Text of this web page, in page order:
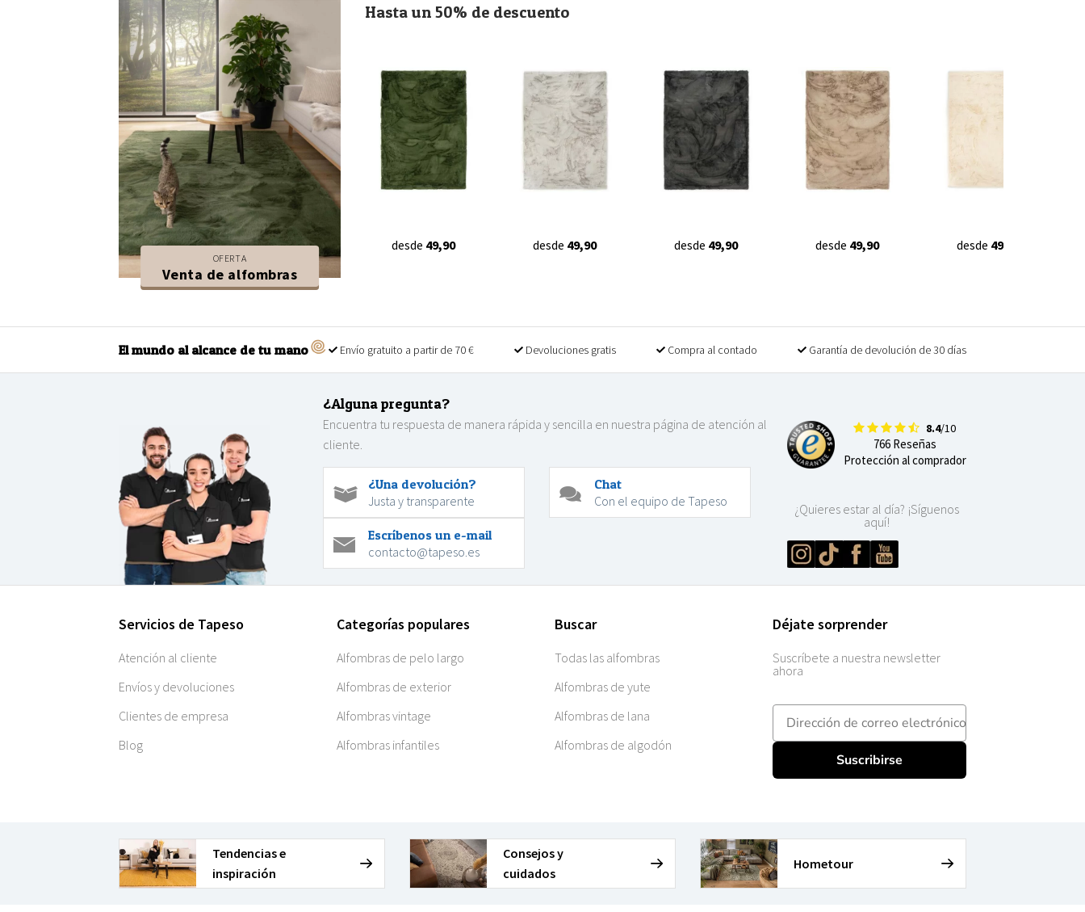
OFERTA
Venta de alfombras
Hasta un 50% de descuento
desde 49,90 desde 49,90 desde 49,90 desde 49,90 desde 49,90
El mundo al alcance de tu mano Envío gratuito a partir de 70 € Devoluciones gratis Compra al contado Garantía de devolución de 30 días
¿Alguna pregunta?
Encuentra tu respuesta de manera rápida y sencilla en nuestra página de atención al
cliente.
¿Una devolución?
Justa y transparente
Chat
Con el equipo de Tapeso
Escríbenos un e-mail
contacto@tapeso.es
8.4/10
766 Reseñas
Protección al comprador
¿Quieres estar al día? ¡Síguenos
aquí!
Servicios de Tapeso
Atención al cliente
Envíos y devoluciones
Clientes de empresa
Blog
Categorías populares
Alfombras de pelo largo
Alfombras de exterior
Alfombras vintage
Alfombras infantiles
Buscar
Todas las alfombras
Alfombras de yute
Alfombras de lana
Alfombras de algodón
Déjate sorprender
Suscríbete a nuestra newsletter
ahora
E-mailadres
Suscribirse
Tendencias e
inspiración
Consejos y
cuidados
Hometour